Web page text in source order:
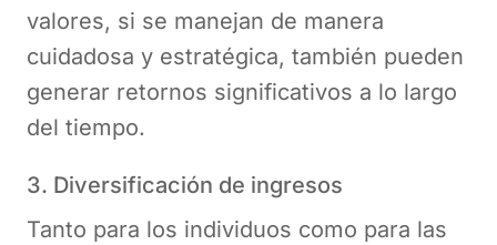
valores, si se manejan de manera
cuidadosa y estratégica, también pueden
generar retornos significativos a lo largo
del tiempo.
3. Diversificación de ingresos
Tanto para los individuos como para las